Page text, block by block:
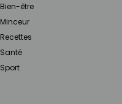
Bien-être
Minceur
Recettes
Santé
Sport